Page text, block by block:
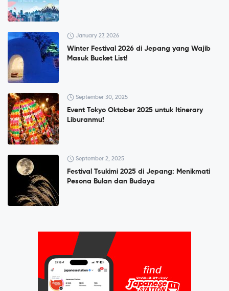
January 27, 2026
Winter Festival 2026 di Jepang yang Wajib
Masuk Bucket List!
September 30, 2025
Event Tokyo Oktober 2025 untuk Itinerary
Liburanmu!
September 2, 2025
Festival Tsukimi 2025 di Jepang: Menikmati
Pesona Bulan dan Budaya